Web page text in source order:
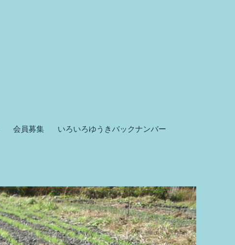
会員募集 いろいろゆうきバックナンバー